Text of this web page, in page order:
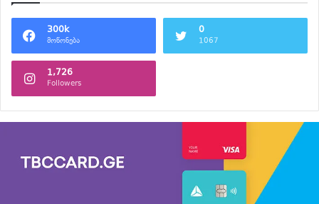
300k
მოწონება
0
1067
1,726
Followers